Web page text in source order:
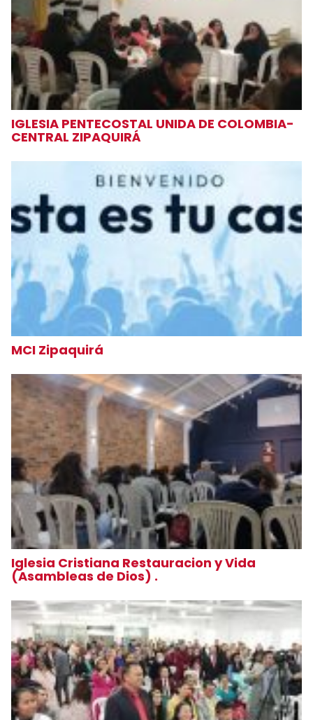
IGLESIA PENTECOSTAL UNIDA DE COLOMBIA-
CENTRAL ZIPAQUIRÁ
MCI Zipaquirá
Iglesia Cristiana Restauracion y Vida
(Asambleas de Dios) .